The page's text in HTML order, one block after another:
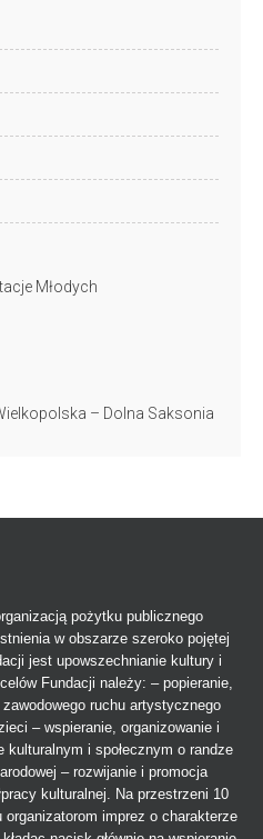
Młodych
– Dolna Saksonia
pożytku publicznego
w obszarze szeroko pojętej
jest upowszechnianie kultury i
Fundacji należy: – popieranie,
ruchu artystycznego
– wspieranie, organizowanie i
kulturalnym i społecznym o randze
– rozwijanie i promocja
kulturalnej. Na przestrzeni 10
organizatorom imprez o charakterze